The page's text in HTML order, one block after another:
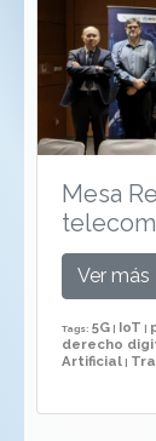
Mesa
Ver más
Tags: 5G | IoT |
derecho
Artificial |